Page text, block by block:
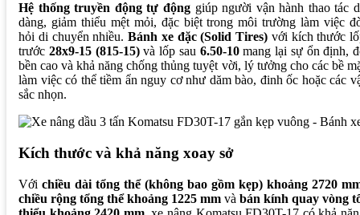
Hệ thống truyền động tự độnggiúp người vận hành thao tác
dàng, giảm thiểu mệt mỏi, đặc biệt trong môi trường làm việc
hỏi di chuyển nhiều. Bánh xe đặc (Solid Tires) với kích thước
trước 28x9-15 (815-15)và lốp sau 6.50-10mang lại sự ổn định,
bền cao và khả năng chống thủng tuyệt vời, lý tưởng cho các bề
làm việc có thể tiềm ẩn nguy cơ như dăm bào, đinh ốc hoặc các
sắc nhọn.
Kích thước và khả năng xoay sở
Với chiều dài tổng thể (không bao gồm kẹp) khoảng 2720
chiều rộng tổng thể khoảng 1225 mm và bán kính quay vòng